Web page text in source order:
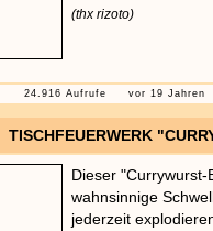
(thx rizoto)
24.916 Aufrufe vor 19 Jahren
TISCHFEUERWERK
Dieser
wahnsinnige
jederzeit